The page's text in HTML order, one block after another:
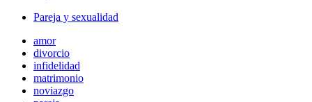
Pareja y sexualidad
amor
divorcio
infidelidad
matrimonio
noviazgo